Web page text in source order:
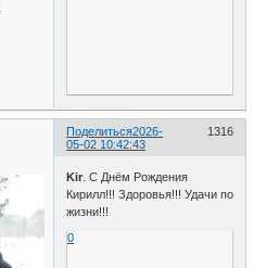
Поделиться 1316
2026-
05-02 10:42:43
Kir . С Днём Рождения
Кирилл!!! Здоровья!!! Удачи по
жизни!!!
0